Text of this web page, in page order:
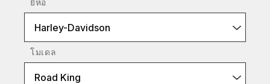
ยี่ห้อ
Harley-Davidson
โมเดล
Road King